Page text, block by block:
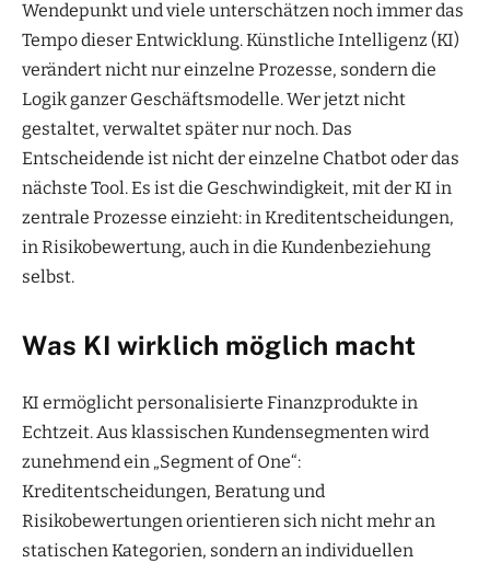
Wendepunkt und viele unterschätzen noch immer das
Tempo dieser Entwicklung. Künstliche Intelligenz (KI)
verändert nicht nur einzelne Prozesse, sondern die
Logik ganzer Geschäftsmodelle. Wer jetzt nicht
gestaltet, verwaltet später nur noch. Das
Entscheidende ist nicht der einzelne Chatbot oder das
nächste Tool. Es ist die Geschwindigkeit, mit der KI in
zentrale Prozesse einzieht: in Kreditentscheidungen,
in Risikobewertung, auch in die Kundenbeziehung
selbst.
Was KI wirklich möglich macht
KI ermöglicht personalisierte Finanzprodukte in
Echtzeit. Aus klassischen Kundensegmenten wird
zunehmend ein „Segment of One“:
Kreditentscheidungen, Beratung und
Risikobewertungen orientieren sich nicht mehr an
statischen Kategorien, sondern an individuellen